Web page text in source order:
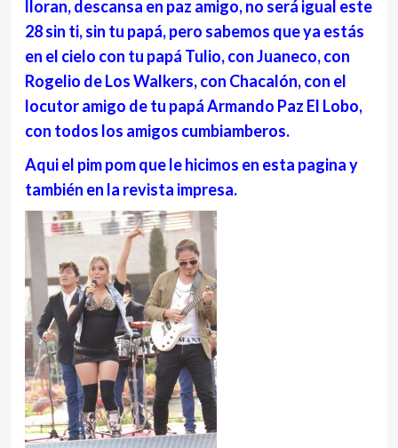
lloran, descansa en paz amigo, no será igual este
28 sin ti, sin tu papá, pero sabemos que ya estás
en el cielo con tu papá Tulio, con Juaneco, con
Rogelio de Los Walkers, con Chacalón, con el
locutor amigo de tu papá Armando Paz El Lobo,
con todos los amigos cumbiamberos.
Aqui el pim pom que le hicimos en esta pagina y
también en la revista impresa.